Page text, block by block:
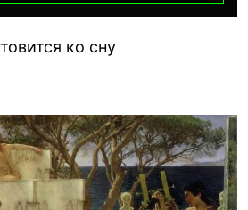
ко сну